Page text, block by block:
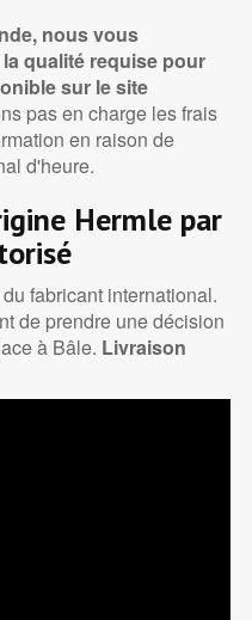
nous vous
qualité requise pour
sur le site
pas en charge les frais
en raison de
d'heure.
Hermle par
fabricant international.
de prendre une décision
à Bâle. Livraison